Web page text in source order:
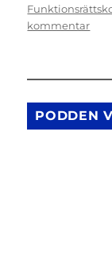
kommentartill
PODDEN